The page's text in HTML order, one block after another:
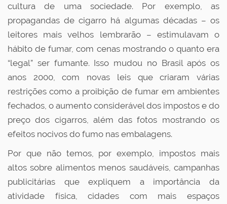
cultura de uma sociedade. Por exemplo, as
propagandas de cigarro há algumas décadas – os
leitores mais velhos lembrarão – estimulavam o
hábito de fumar, com cenas mostrando o quanto era
“legal” ser fumante. Isso mudou no Brasil após os
anos 2000, com novas leis que criaram várias
restrições como a proibição de fumar em ambientes
fechados, o aumento considerável dos impostos e do
preço dos cigarros, além das fotos mostrando os
efeitos nocivos do fumo nas embalagens.
Por que não temos, por exemplo, impostos mais
altos sobre alimentos menos saudáveis, campanhas
publicitárias que expliquem a importância da
atividade física, cidades com mais espaços